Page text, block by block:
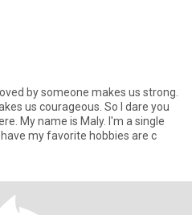
by someone makes us strong.
us courageous. So I dare you
My name is Maly. I'm a single
my favorite hobbies are c